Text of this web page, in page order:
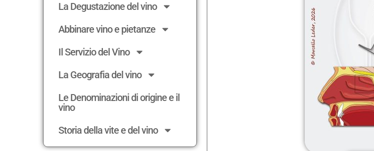
La Degustazione del vino
Abbinare vino e pietanze
Il Servizio del Vino
La Geografia del vino
Le Denominazioni di origine e il
vino
Storia della vite e del vino